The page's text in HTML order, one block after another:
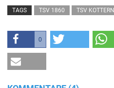
TAGS TSV 1860 TSV KOTTERN
0